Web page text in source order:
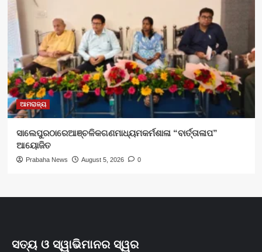
ଆମରାଜ୍ୟ
ସାଲେପୁରଠାରେଆଞ୍ଚଳିକଗଣମାଧ୍ୟମକର୍ମଶାଳା “ବାର୍ତ୍ତାଳାପ”
ଆୟୋଜିତ
Prabaha News August 5, 2026 0
ସତ୍ୟ ଓ ସ୍ୱାଭିମାନର ସ୍ୱର